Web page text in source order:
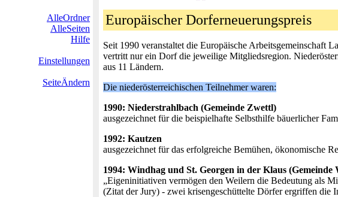
AlleOrdner
AlleSeiten
Hilfe
Einstellungen
SeiteÄndern
Europäischer Dorferneuerungspreis
Seit 1990 veranstaltet die Europäische Arbeitsgemeinschaft
vertritt nur ein Dorf die jeweilige Mitgliedsregion.
aus 11 Ländern.
Die niederösterreichischen Teilnehmer waren:
1990: Niederstrahlbach (Gemeinde Zwettl)
ausgezeichnet für die beispielhafte Selbsthilfe bäuerlicher
1992: Kautzen
ausgezeichnet für das erfolgreiche Bemühen, ökonomische
1994: Windhag und St. Georgen in der Klaus (Gemeinde
„Eigeninitiativen vermögen den Weilern die Bedeutung als
(Zitat der Jury) - zwei krisengeschüttelte Dörfer ergriffen die